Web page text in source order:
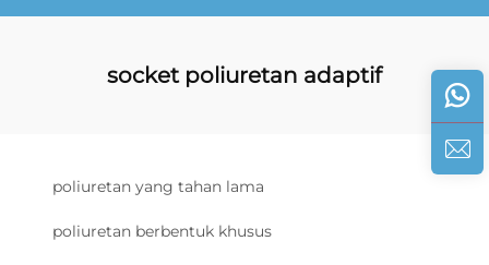
socket poliuretan adaptif
poliuretan yang tahan lama
poliuretan berbentuk khusus